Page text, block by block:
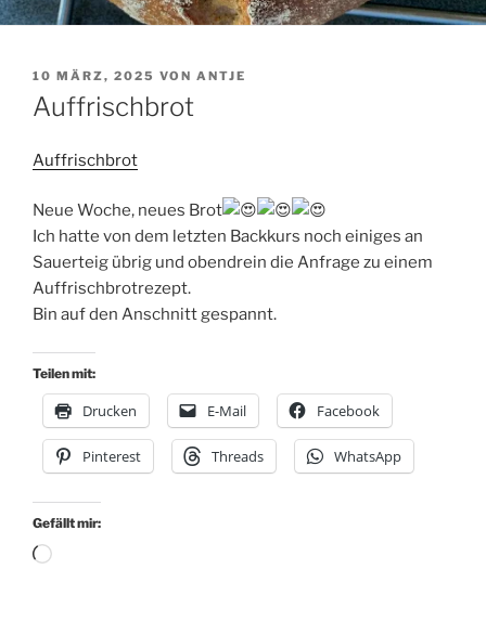
VERÖFFENTLICHT
AM
10 MÄRZ, 2025 VON ANTJE
Auffrischbrot
Auffrischbrot
Neue Woche, neues Brot
Ich hatte von dem letzten Backkurs noch einiges an
Sauerteig übrig und obendrein die Anfrage zu einem
Auffrischbrotrezept.
Bin auf den Anschnitt gespannt.
Teilen mit:
Drucken E-Mail Facebook
Pinterest Threads WhatsApp
Gefällt mir:
Wird